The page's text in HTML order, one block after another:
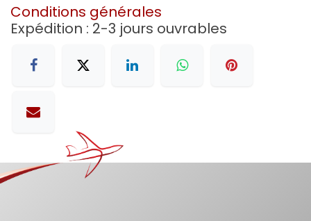
Conditions générales
Expédition : 2-3 jours ouvrables